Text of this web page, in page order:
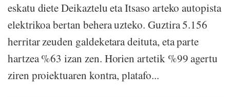
eskatu diete Deikaztelu eta Itsaso arteko autopista
elektrikoa bertan behera uzteko. Guztira 5.156
herritar zeuden galdeketara deituta, eta parte
hartzea %63 izan zen. Horien artetik %99 agertu
ziren proiektuaren kontra, platafo...